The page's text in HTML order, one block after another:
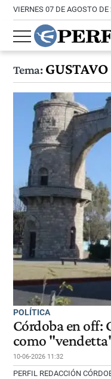
VIERNES 07 DE AGOSTO
Tema:GUSTAVO
POLÍTICA
Córdoba en off:
como
10-06-2026 11:32
PERFIL REDACCIÓN